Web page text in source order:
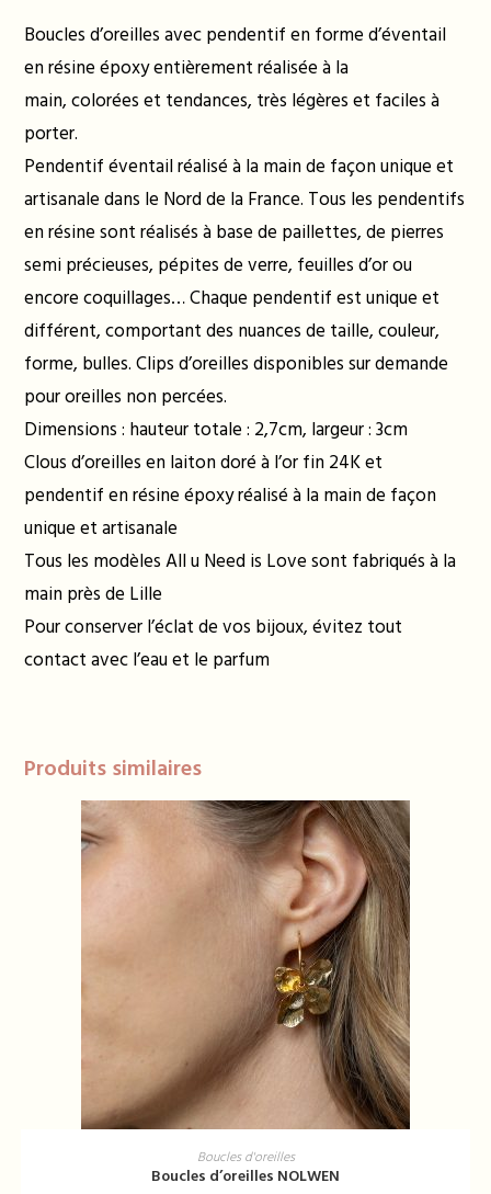
Boucles d’oreilles avec pendentif en forme d’éventail
en résine époxy entièrement réalisée à la
main, colorées et tendances, très légères et faciles à
porter.
Pendentif éventail réalisé à la main de façon unique et
artisanale dans le Nord de la France. Tous les pendentifs
en résine sont réalisés à base de paillettes, de pierres
semi précieuses, pépites de verre, feuilles d’or ou
encore coquillages… Chaque pendentif est unique et
différent, comportant des nuances de taille, couleur,
forme, bulles. Clips d’oreilles disponibles sur demande
pour oreilles non percées.
Dimensions : hauteur totale : 2,7cm, largeur : 3cm
Clous d’oreilles en laiton doré à l’or fin 24K et
pendentif en résine époxy réalisé à la main de façon
unique et artisanale
Tous les modèles All u Need is Love sont fabriqués à la
main près de Lille
Pour conserver l’éclat de vos bijoux, évitez tout
contact avec l’eau et le parfum
Produits similaires
AJOUTER AU PANIER
Boucles d'oreilles
Boucles d’oreilles NOLWEN